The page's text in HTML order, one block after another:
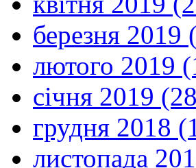
березня 2019
лютого 2019
січня 2019
грудня 2018
листопада